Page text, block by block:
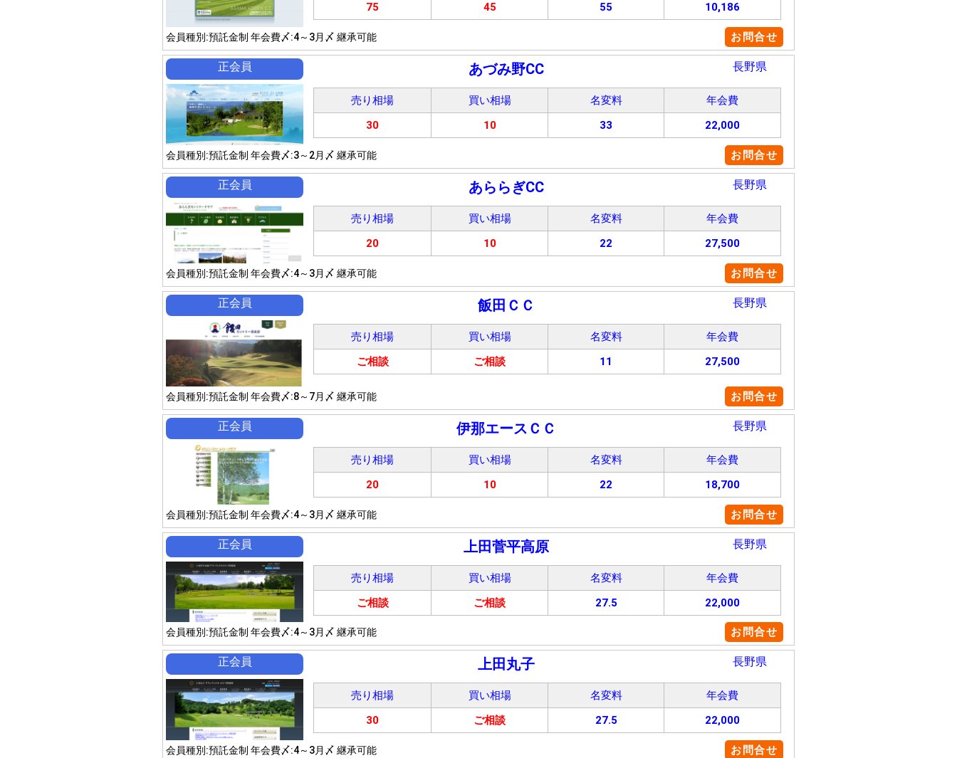
75
45 55 10,186
会員種別:預託金制 年会費〆:4～3月〆 継承可能 お問合せ
正会員 あづみ野CC 長野県
売り相場 買い相場 名変料
年会費
30
10 33 22,000
会員種別:預託金制 年会費〆:3～2月〆 継承可能 お問合せ
正会員 あららぎCC 長野県
売り相場 買い相場 名変料
年会費
20
10 22 27,500
会員種別:預託金制 年会費〆:4～3月〆 継承可能 お問合せ
正会員 飯田ＣＣ 長野県
売り相場 買い相場 名変料
年会費
ご相談
ご相談 11 27,500
会員種別:預託金制 年会費〆:8～7月〆 継承可能 お問合せ
正会員 伊那エースＣＣ 長野県
売り相場 買い相場 名変料
年会費
20
10 22 18,700
会員種別:預託金制 年会費〆:4～3月〆 継承可能 お問合せ
正会員 上田菅平高原 長野県
売り相場 買い相場 名変料
年会費
ご相談
ご相談 27.5 22,000
会員種別:預託金制 年会費〆:4～3月〆 継承可能 お問合せ
正会員 上田丸子 長野県
売り相場 買い相場 名変料
年会費
30
ご相談 27.5 22,000
会員種別:預託金制 年会費〆:4～3月〆 継承可能 お問合せ